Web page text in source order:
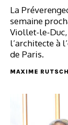
La
semaine
Viollet-le-Duc,
l’architecte à
de Paris.
MAXIME